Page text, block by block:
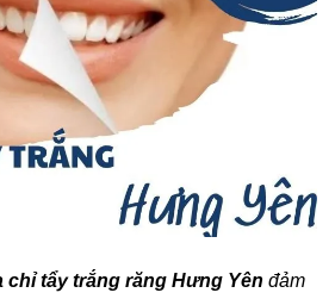
chỉ tẩy trắng răng Hưng Yên đảm